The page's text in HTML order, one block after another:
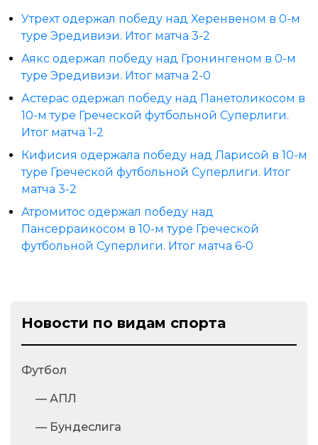
Утрехт одержал победу над Херенвеном в 0-м
туре Эредивизи. Итог матча 3-2
Аякс одержал победу над Гронингеном в 0-м
туре Эредивизи. Итог матча 2-0
Астерас одержал победу над Панетоликосом в
10-м туре Греческой футбольной Суперлиги.
Итог матча 1-2
Кифисия одержала победу над Ларисой в 10-м
туре Греческой футбольной Суперлиги. Итог
матча 3-2
Атромитос одержал победу над
Пансерраикосом в 10-м туре Греческой
футбольной Суперлиги. Итог матча 6-0
Новости по видам спорта
Футбол
— АПЛ
— Бундеслига